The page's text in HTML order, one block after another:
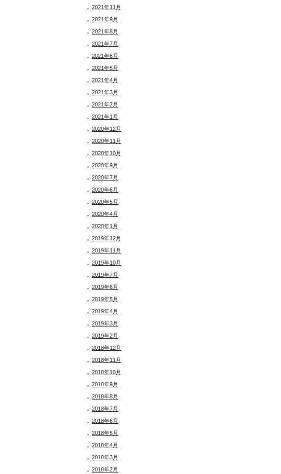
2021年11月
2021年9月
2021年8月
2021年7月
2021年6月
2021年5月
2021年4月
2021年3月
2021年2月
2021年1月
2020年12月
2020年11月
2020年10月
2020年9月
2020年7月
2020年6月
2020年5月
2020年4月
2020年1月
2019年12月
2019年11月
2019年10月
2019年7月
2019年6月
2019年5月
2019年4月
2019年3月
2019年2月
2018年12月
2018年11月
2018年10月
2018年9月
2018年8月
2018年7月
2018年6月
2018年5月
2018年4月
2018年3月
2018年2月